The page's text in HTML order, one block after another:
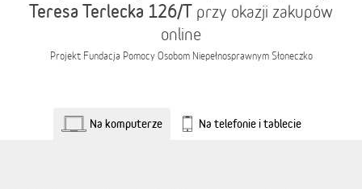
Teresa Terlecka 126/T przy okazji zakupów
online
Projekt Fundacja Pomocy Osobom Niepełnosprawnym Słoneczko
Na komputerze Na telefonie i tablecie